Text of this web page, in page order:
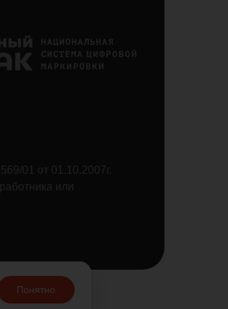
01 от 01.10.2007г.
или
Понятно